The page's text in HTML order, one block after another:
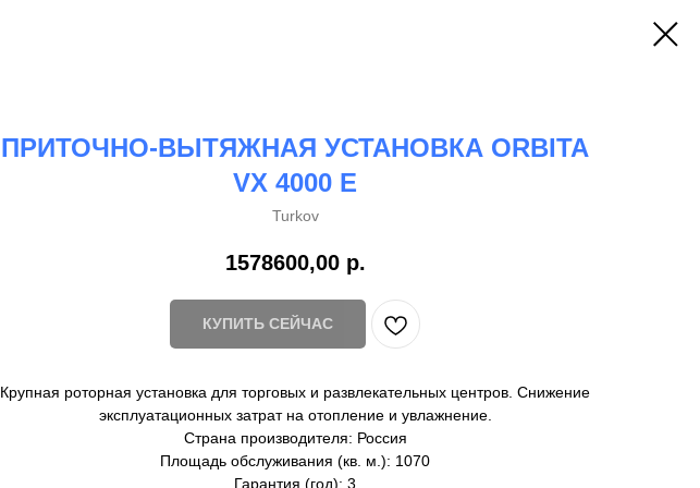
ПРИТОЧНО-ВЫТЯЖНАЯ УСТАНОВКА ORBITA
VX 4000 E
Turkov
1578600,00 р.
КУПИТЬ СЕЙЧАС
Крупная роторная установка для торговых и развлекательных центров. Снижение
эксплуатационных затрат на отопление и увлажнение.
Страна производителя: Россия
Площадь обслуживания (кв. м.): 1070
Гарантия (год): 3